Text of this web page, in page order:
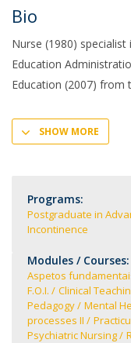
Bio
Nurse (1980)
Education
Education (2007) from
SHOW MORE
Programs:
Postgraduate in
Incontinence
Modules / Courses:
Aspetos
F.O.I.
Clinical
Pedagogy
Mental
processes II
Psychiatric Nursing